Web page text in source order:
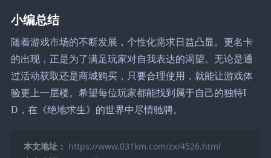
小编总结
随着游戏市场的不断发展，个性化需求日益凸显。更名卡
的出现，正是为了满足玩家对自我表达的渴望。无论是通
过活动获取还是商城购买，只要合理使用，就能让游戏体
验更上一层楼。希望每位玩家都能找到属于自己的独特I
D，在《绝地求生》的世界中尽情驰骋。
本文地址： https://www.031km.com/zx/4526.html